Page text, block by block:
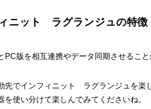
ニット ラグランジュの特徴
PC版を相互連携やデータ同期させるこ
先でインフィニット ラグランジュを楽
を使い分けて楽しんでみてくださいね。